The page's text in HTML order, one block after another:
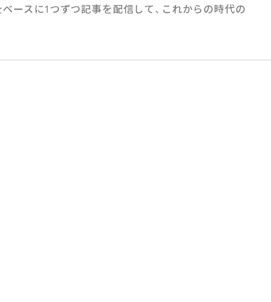
ースに1つずつ記事を配信して、これからの時代の